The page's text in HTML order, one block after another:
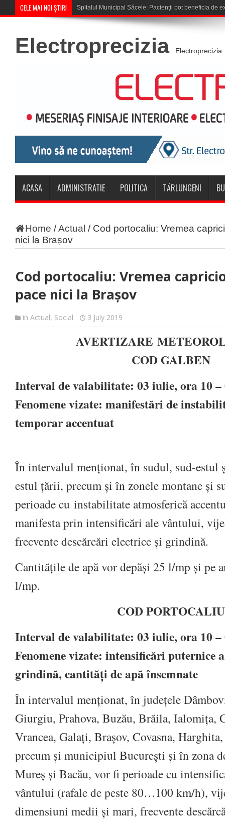
CELE MAI NOI ȘTIRI Cupa României: CSM Săcele întâln
Electroprecizia Electroprecizia
ACASA ADMINISTRATIE POLITICA TĂRLUNGENI
Home /Actual / Cod portocaliu: Vremea
nici la Brașov
Cod portocaliu: Vremea
pace nici la Brașov
in Actual, Social 3 July 2019
AVERTIZARE
COD GALBEN
Interval de valabilitate: 03 iulie, ora 10
Fenomene vizate: manifestări de
temporar accentuat
În intervalul menționat, în sudul, sud-estul
estul țării, precum și în zonele montane și
perioade cu instabilitate atmosferică
manifesta prin intensificări ale vântului,
frecvente descărcări electrice și grindină.
Cantitățile de apă vor depăși 25 l/mp și pe
l/mp.
COD PORTOCALIU
Interval de valabilitate: 03 iulie, ora 10
Fenomene vizate: intensificări puternice
grindină, cantități de apă însemnate
În intervalul menționat, în județele
Giurgiu, Prahova, Buzău, Brăila, Ialomița,
Vrancea, Galați, Brașov, Covasna,
precum și municipiul București și în zona
Mureș și Bacău, vor fi perioade cu
vântului (rafale de peste 80…100 km/h),
dimensiuni medii și mari, frecvente